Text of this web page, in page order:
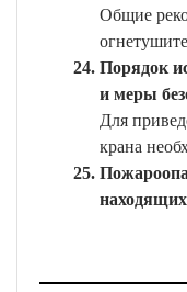
Общие
Порядок
и меры
Для
крана